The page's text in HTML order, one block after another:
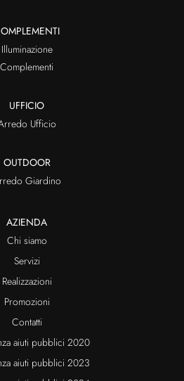
Illuminazione
Complementi
UFFICIO
Ufficio
OUTDOOR
Giardino
AZIENDA
Chi siamo
Servizi
Realizzazioni
Promozioni
Contatti
aiuti pubblici 2020
aiuti pubblici 2023